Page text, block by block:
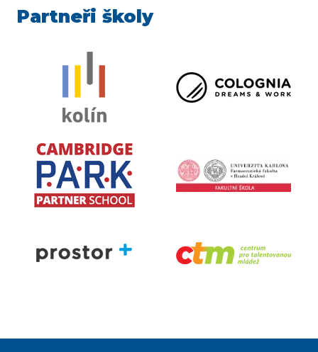
Partneři školy